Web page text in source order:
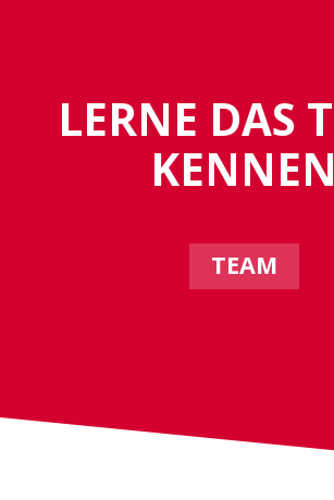
LERNE DAS
KENNEN
TEAM